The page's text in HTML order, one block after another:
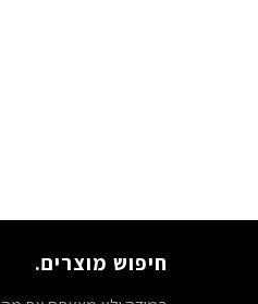
חיפוש מוצרים.